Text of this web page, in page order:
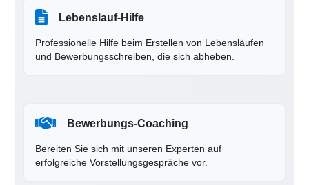
Lebenslauf-Hilfe
Professionelle Hilfe beim Erstellen von Lebensläufen
und Bewerbungsschreiben, die sich abheben.
Bewerbungs-Coaching
Bereiten Sie sich mit unseren Experten auf
erfolgreiche Vorstellungsgespräche vor.